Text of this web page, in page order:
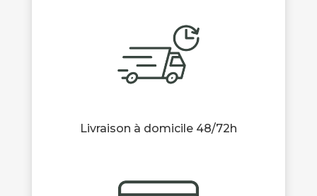
Livraison à domicile 48/72h